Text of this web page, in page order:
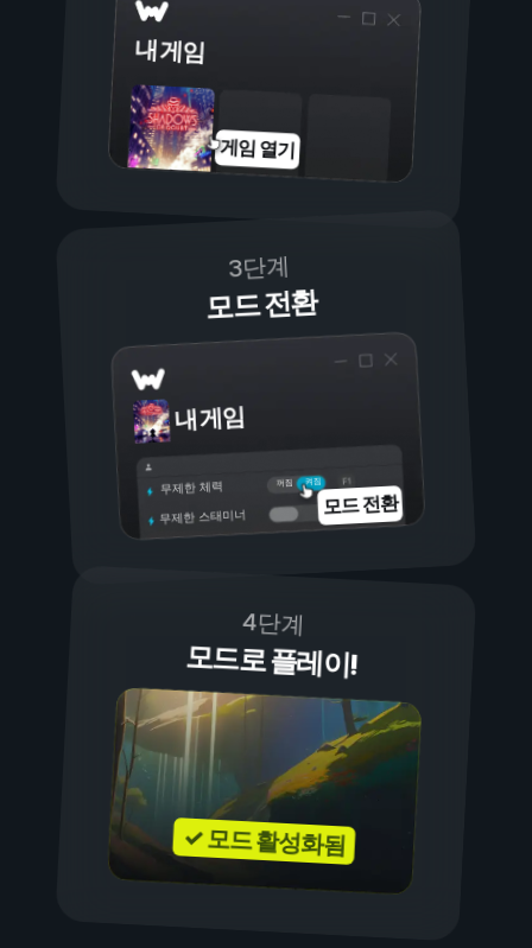
내 게임
게임 열기
3단계
모드 전환
내 게임
켜짐
꺼짐
무제한 체력
무제한 스태미너 모드 전환
4단계
모드로 플레이!
✓ 모드 활성화됨